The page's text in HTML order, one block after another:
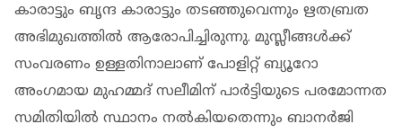
കാരാട്ടും ബൃന്ദ കാരാട്ടും തടഞ്ഞുവെന്നും ഋതബ്രത
അഭിമുഖത്തിൽ ആരോപിച്ചിരുന്നു. മുസ്ലീങ്ങൾക്ക്
സംവരണം ഉള്ളതിനാലാണ് പോളിറ്റ് ബ്യൂറോ
അംഗമായ മുഹമ്മദ് സലീമിന് പാർട്ടിയുടെ പരമോന്നത
സമിതിയിൽ സ്ഥാനം നൽകിയതെന്നും ബാനർജി